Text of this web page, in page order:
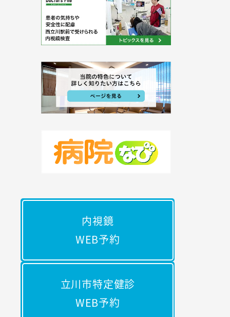
内視鏡
WEB予約
立川市特定健診
WEB予約